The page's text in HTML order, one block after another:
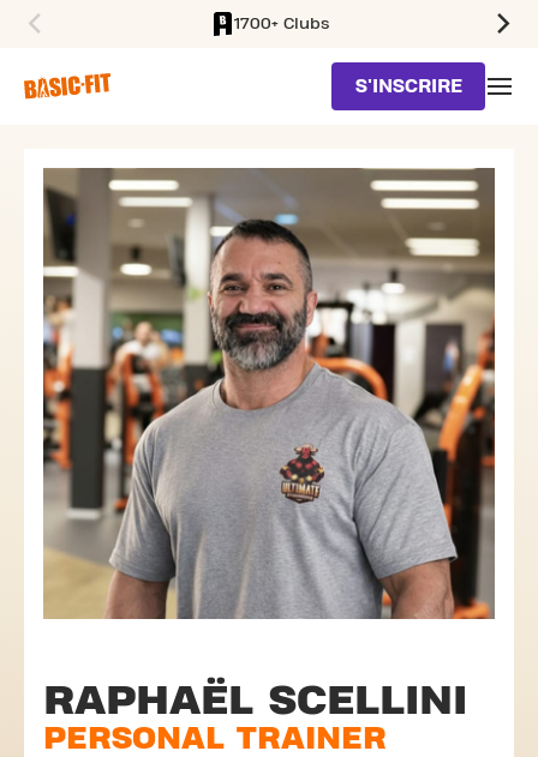
1700+ Clubs
S'INSCRIRE
RAPHAËL SCELLINI
PERSONAL TRAINER